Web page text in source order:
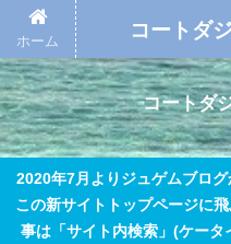
コートダ
2020年7月よりジュゲムブロ
この新サイトトップページに
事は「サイト内検索」(ケー
ホーム コートダ